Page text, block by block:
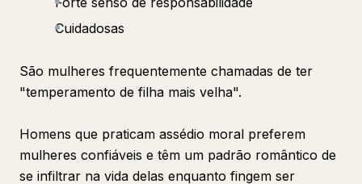
Cuidadosas
São mulheres frequentemente chamadas de ter
"temperamento de filha mais velha".
Homens que praticam assédio moral preferem
mulheres confiáveis e têm um padrão romântico de
se infiltrar na vida delas enquanto fingem ser